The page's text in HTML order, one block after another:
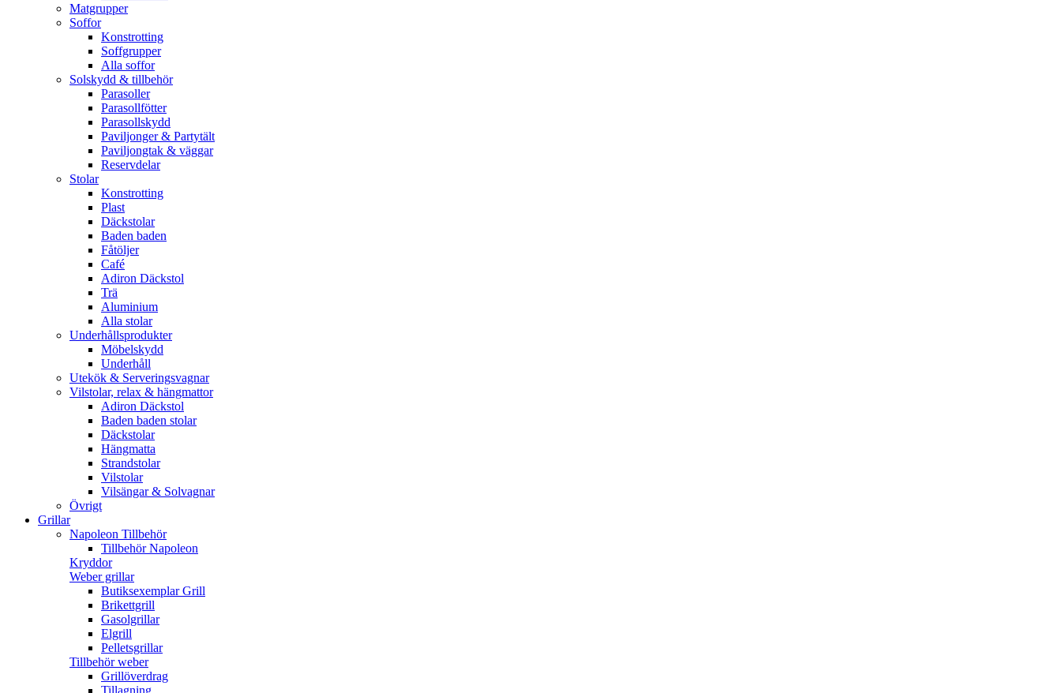
Matgrupper
Soffor
Konstrotting
Soffgrupper
Alla soffor
Solskydd & tillbehör
Parasoller
Parasollfötter
Parasollskydd
Paviljonger & Partytält
Paviljongtak & väggar
Reservdelar
Stolar
Konstrotting
Plast
Däckstolar
Baden baden
Fåtöljer
Café
Adiron Däckstol
Trä
Aluminium
Alla stolar
Underhållsprodukter
Möbelskydd
Underhåll
Utekök & Serveringsvagnar
Vilstolar, relax & hängmattor
Adiron Däckstol
Baden baden stolar
Däckstolar
Hängmatta
Strandstolar
Vilstolar
Vilsängar & Solvagnar
Övrigt
Grillar
Napoleon Tillbehör
Tillbehör Napoleon
Kryddor
Weber grillar
Butiksexemplar Grill
Brikettgrill
Gasolgrillar
Elgrill
Pelletsgrillar
Tillbehör weber
Grillöverdrag
Tillagning